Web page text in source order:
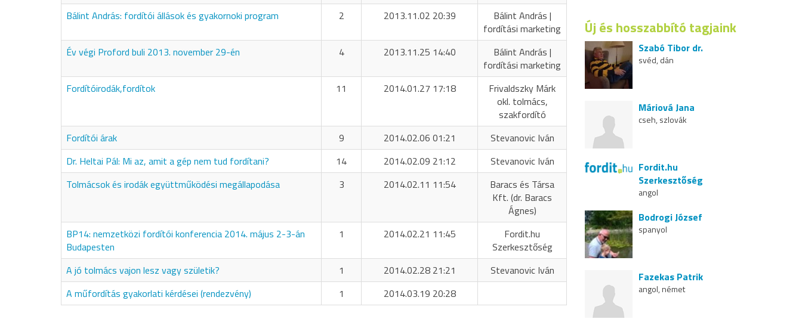
Bálint András: fordítói állások és gyakornoki program
2 2013.11.02 20:39
Bálint András |
fordítási marketing
Év végi Proford buli 2013. november 29-én
4 2013.11.25 14:40
Bálint András |
fordítási marketing
Fordítóirodák,fordítok
11 2014.01.27 17:18
Frivaldszky Márk
okl. tolmács,
szakfordító
Fordítói árak
9 2014.02.06 01:21
Stevanovic Iván
Dr. Heltai Pál: Mi az, amit a gép nem tud fordítani?
14 2014.02.09 21:12
Stevanovic Iván
Tolmácsok és irodák együttműködési megállapodása
3 2014.02.11 11:54
Baracs és Társa
Kft. (dr. Baracs
Ágnes)
BP14: nemzetközi fordítói konferencia 2014. május 2-3-án
Budapesten
1 2014.02.21 11:45
Fordit.hu
Szerkesztőség
A jó tolmács vajon lesz vagy születik?
1 2014.02.28 21:21
Stevanovic Iván
A műfordítás gyakorlati kérdései (rendezvény)
1 2014.03.19 20:28
Új és hosszabbító tagjaink
Szabó Tibor dr.
svéd, dán
Máriová Jana
cseh, szlovák
Fordit.hu
Szerkesztőség
angol
Bodrogi József
spanyol
Fazekas Patrik
angol, német